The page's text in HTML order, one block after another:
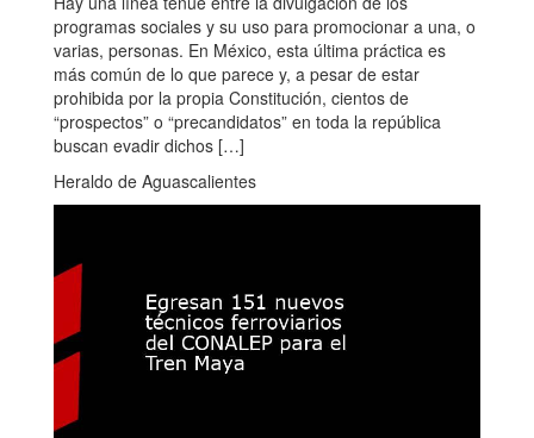
programas sociales y su uso para promocionar a una, o
varias, personas. En México, esta última práctica es
más común de lo que parece y, a pesar de estar
prohibida por la propia Constitución, cientos de
“prospectos” o “precandidatos” en toda la república
buscan evadir dichos […]
Heraldo de Aguascalientes